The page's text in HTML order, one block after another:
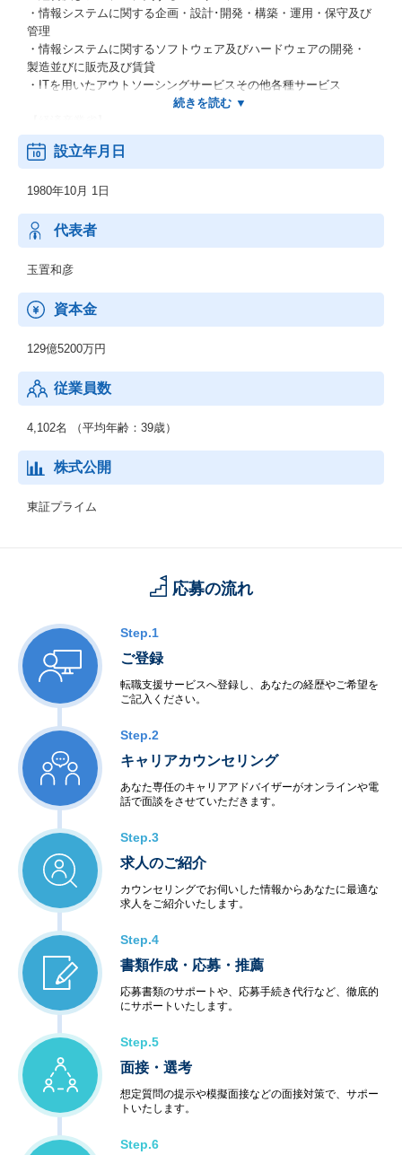
・情報システムに関する企画・設計･開発・構築・運用・保守及び
管理
・情報システムに関するソフトウェア及びハードウェアの開発・
製造並びに販売及び賃貸
・ITを用いたアウトソーシングサービスその他各種サービス
システムインテグレータ登録企業
特定システムオペレーション認定企業
【総務省】
一般第二種電気通信事業者
特定建設業電気工事業・電気通信工事業
設立年月日
1980年10月 1日
代表者
玉置和彦
資本金
129億5200万円
従業員数
4,102名 （平均年齢：39歳）
株式公開
東証プライム
応募の流れ
Step.1
ご登録
転職支援サービスへ登録し、あなたの経歴やご希望を
ご記入ください。
Step.2
キャリアカウンセリング
あなた専任のキャリアアドバイザーがオンラインや電
話で面談をさせていただきます。
Step.3
求人のご紹介
カウンセリングでお伺いした情報からあなたに最適な
求人をご紹介いたします。
Step.4
書類作成・応募・推薦
応募書類のサポートや、応募手続き代行など、徹底的
にサポートいたします。
Step.5
面接・選考
想定質問の提示や模擬面接などの面接対策で、サポー
トいたします。
Step.6